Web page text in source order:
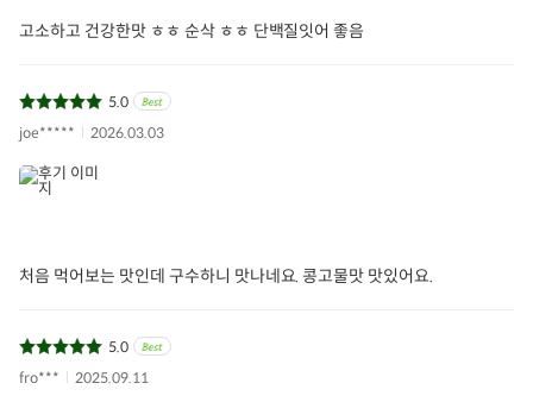
고소하고 건강한맛 ㅎㅎ 순삭 ㅎㅎ 단백질잇어 좋음
5.0
joe*****
2026.03.03
처음 먹어보는 맛인데 구수하니 맛나네요. 콩고물맛 맛있어요.
5.0
fro***
2025.09.11